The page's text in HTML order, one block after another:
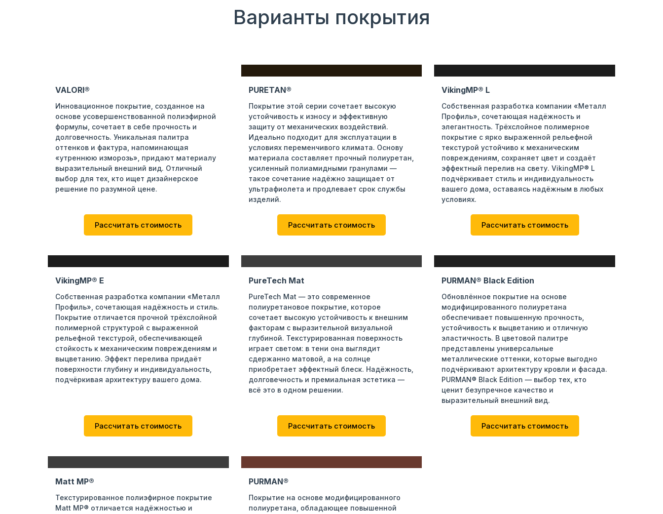
VALORI®
Инновационное покрытие, созданное на
основе усовершенствованной полиэфирной
формулы, сочетает в себе прочность и
долговечность. Уникальная палитра
оттенков и фактура, напоминающая
«утреннюю изморозь», придают материалу
выразительный внешний вид. Отличный
выбор для тех, кто ищет дизайнерское
решение по разумной цене.
Рассчитать стоимость
PURETAN®
Покрытие этой серии сочетает высокую
устойчивость к износу и эффективную
защиту от механических воздействий.
Идеально подходит для эксплуатации в
условиях переменчивого климата. Основу
материала составляет прочный полиуретан,
усиленный полиамидными гранулами —
такое сочетание надёжно защищает от
ультрафиолета и продлевает срок службы
изделий.
Рассчитать стоимость
VikingMP® L
Собственная разработка компании «Металл
Профиль», сочетающая надёжность и
элегантность. Трёхслойное полимерное
покрытие с ярко выраженной рельефной
текстурой устойчиво к механическим
повреждениям, сохраняет цвет и создаёт
эффектный перелив на свету. VikingMP® L
подчёркивает стиль и индивидуальность
вашего дома, оставаясь надёжным в любых
условиях.
Рассчитать стоимость
VikingMP® E
Собственная разработка компании «Металл
Профиль», сочетающая надёжность и стиль.
Покрытие отличается прочной трёхслойной
полимерной структурой с выраженной
рельефной текстурой, обеспечивающей
стойкость к механическим повреждениям и
выцветанию. Эффект перелива придаёт
поверхности глубину и индивидуальность,
подчёркивая архитектуру вашего дома.
Рассчитать стоимость
PureTech Mat
PureTech Mat — это современное
полиуретановое покрытие, которое
сочетает высокую устойчивость к внешним
факторам с выразительной визуальной
глубиной. Текстурированная поверхность
играет светом: в тени она выглядит
сдержанно матовой, а на солнце
приобретает эффектный блеск. Надёжность,
долговечность и премиальная эстетика —
всё это в одном решении.
Рассчитать стоимость
PURMAN® Black Edition
Обновлённое покрытие на основе
модифицированного полиуретана
обеспечивает повышенную прочность,
устойчивость к выцветанию и отличную
эластичность. В цветовой палитре
представлены универсальные
металлические оттенки, которые выгодно
подчёркивают архитектуру кровли и фасада.
PURMAN® Black Edition — выбор тех, кто
ценит безупречное качество и
выразительный внешний вид.
Рассчитать стоимость
Matt MP®
Текстурированное полиэфирное покрытие
Matt MP® отличается надёжностью и
PURMAN®
Покрытие на основе модифицированного
полиуретана, обладающее повышенной
Варианты покрытия